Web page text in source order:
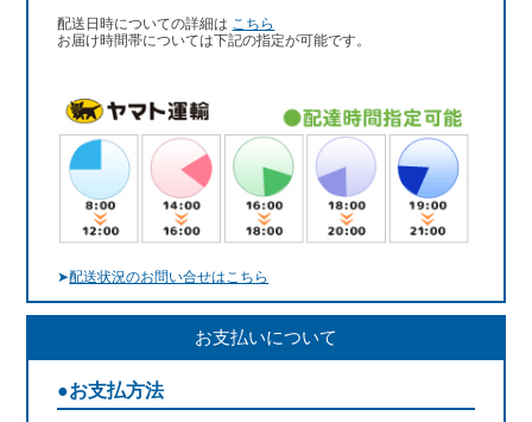
配送日時についての詳細は こちら
お届け時間帯については下記の指定が可能です。
➤配送状況のお問い合せはこちら
お支払いについて
●お支払方法